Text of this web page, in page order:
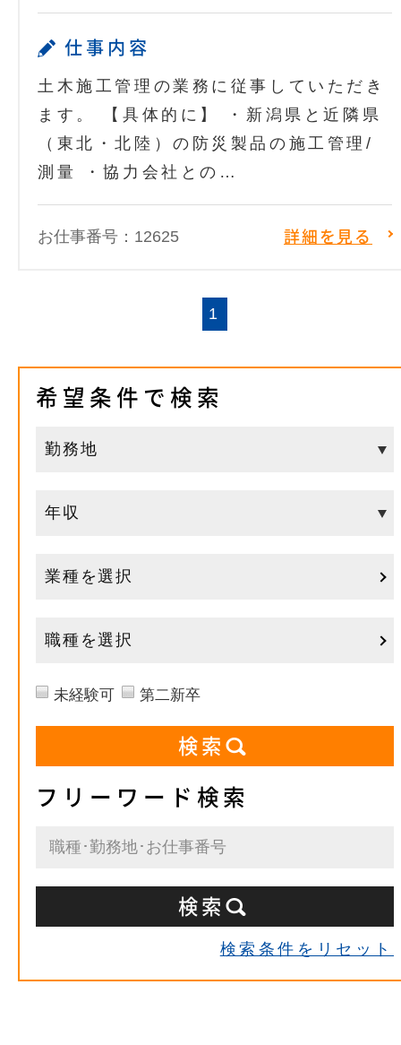
仕事内容
土木施工管理の業務に従事していただき
ます。 【具体的に】 ・新潟県と近隣県
（東北・北陸）の防災製品の施工管理/
測量 ・協力会社との…
お仕事番号：12625 詳細を見る
1
希望条件で検索
業種を選択
職種を選択
未経験可 第二新卒
フリーワード検索
検索条件をリセット